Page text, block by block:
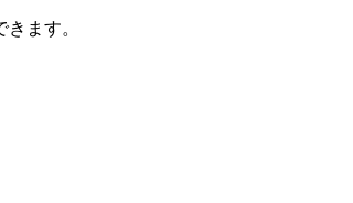
ます。